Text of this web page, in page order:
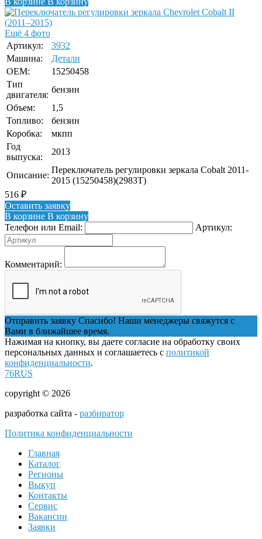
Ещё 4 фото
Артикул:
3932
Машина:
Детали
OEM:
15250458
Тип
двигателя:
бензин
Объем:
1,5
Топливо:
бензин
Коробка:
мкпп
Год
выпуска:
2013
Описание:
Переключатель регулировки зеркала Cobalt 2011-
2015 (15250458)(2983T)
516 ₽
Оставить заявку
В корзине В корзину
Телефон или Email:
Артикул:
Комментарий:
Отправить заявку Спасибо! Наши менеджеры свяжутся с
Вами в ближайшее время.
Нажимая на кнопку, вы даете согласие на обработку своих
персональных данных и соглашаетесь с политикой
конфиденциальности.
76RUS
copyright © 2026
разработка сайта - разбиратор
Политика конфиденциальности
Главная
Каталог
Регионы
Выкуп
Контакты
Сервис
Вакансии
Заявки